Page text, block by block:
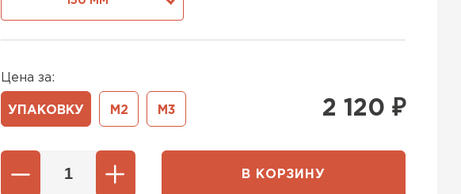
Цена за:
УПАКОВКУ М2 М3 2 120 ₽
В КОРЗИНУ